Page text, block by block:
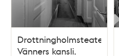
Drottningholmsteaterns
Vänners kansli.